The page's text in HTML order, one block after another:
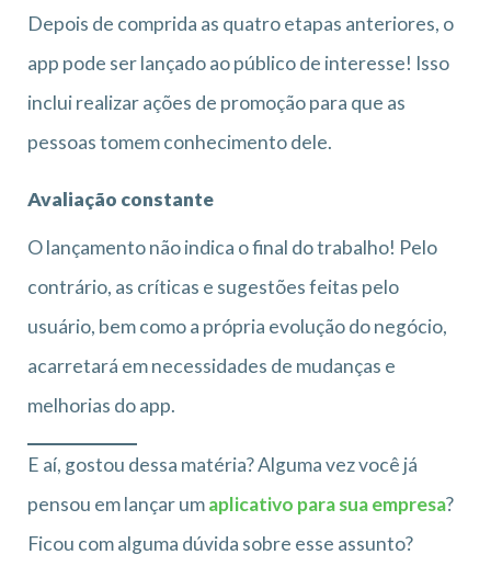
Depois de comprida as quatro etapas anteriores, o
app pode ser lançado ao público de interesse! Isso
inclui realizar ações de promoção para que as
pessoas tomem conhecimento dele.
Avaliação constante
O lançamento não indica o final do trabalho! Pelo
contrário, as críticas e sugestões feitas pelo
usuário, bem como a própria evolução do negócio,
acarretará em necessidades de mudanças e
melhorias do app.
E aí, gostou dessa matéria? Alguma vez você já
pensou em lançar umaplicativo para sua empresa?
Ficou com alguma dúvida sobre esse assunto?